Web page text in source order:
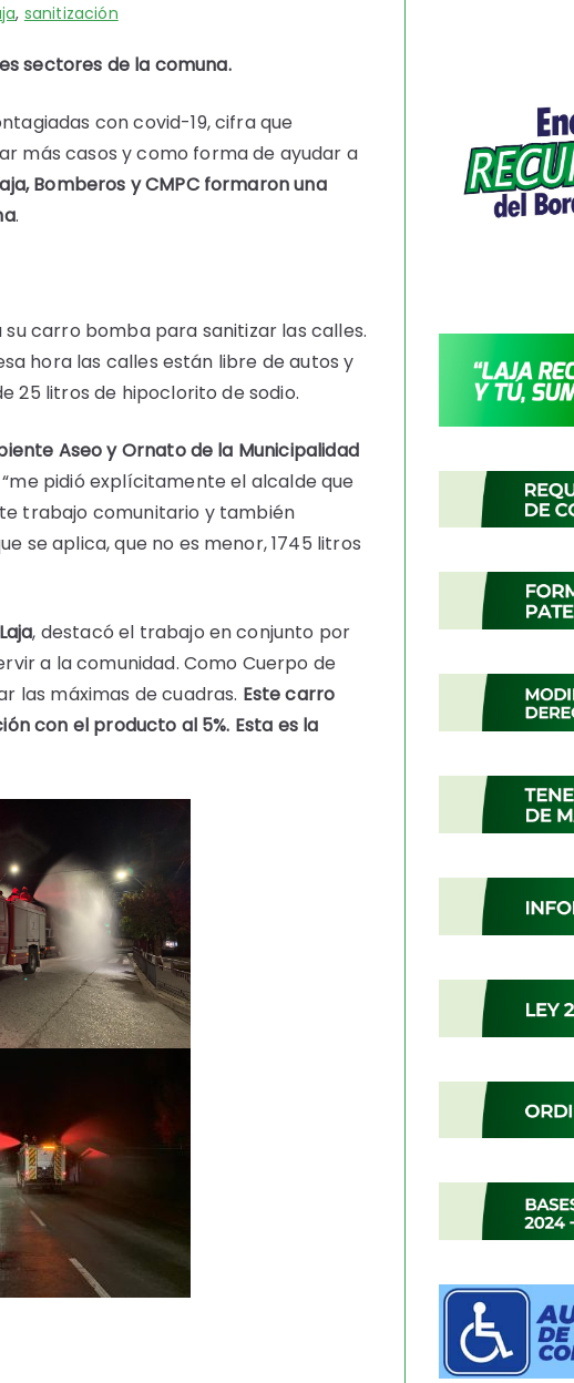
, sanitización
sectores de la comuna.
con covid-19, cifra que
más casos y como forma de ayudar a
Bomberos y CMPC formaron una
.
su carro bomba para sanitizar las calles.
hora las calles están libre de autos y
25 litros de hipoclorito de sodio.
Aseo y Ornato de la Municipalidad
pidió explícitamente el alcalde que
trabajo comunitario y también
se aplica, que no es menor, 1745 litros
, destacó el trabajo en conjunto por
a la comunidad. Como Cuerpo de
las máximas de cuadras. Este carro
con el producto al 5%. Esta es la